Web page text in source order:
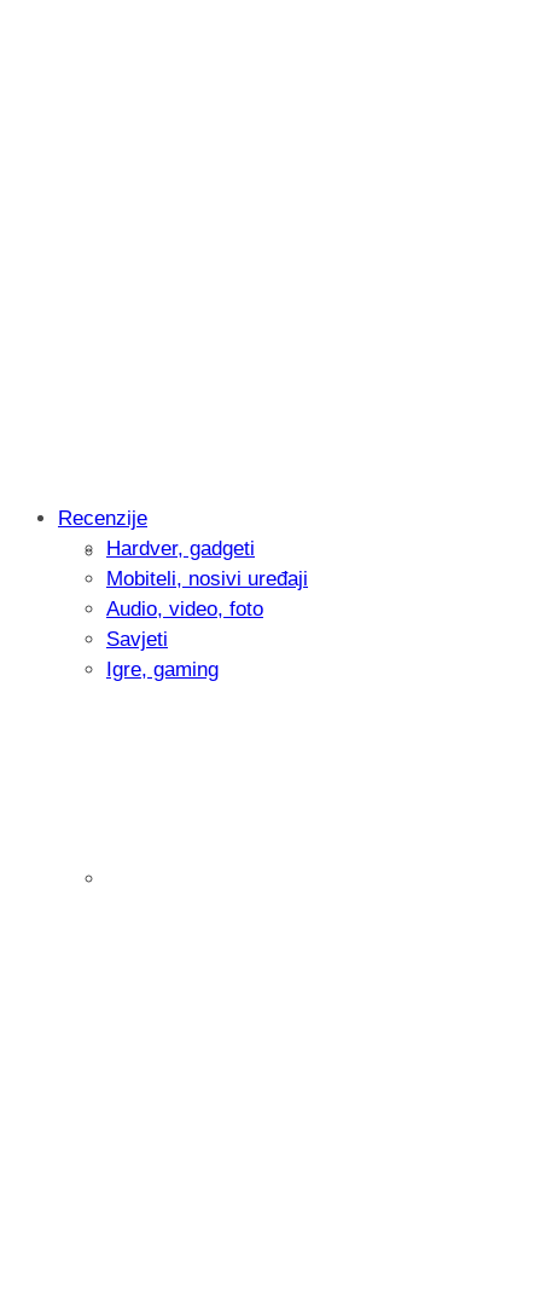
Intervju: Goran Jović, fotograf -
Recenzije
Hardver, gadgeti
Mobiteli, nosivi uređaji
Audio, video, foto
Savjeti
Igre, gaming